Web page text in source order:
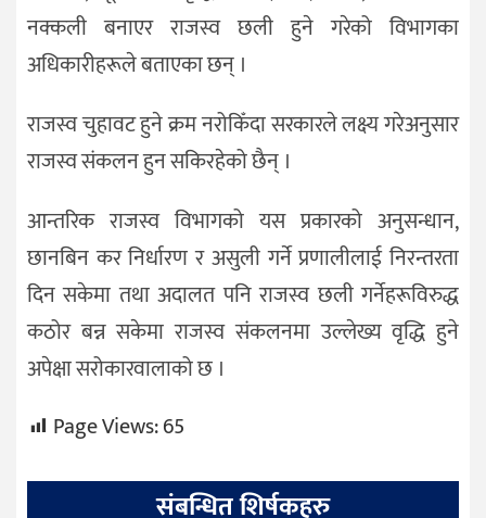
नक्कली बनाएर राजस्व छली हुने गरेको विभागका
अधिकारीहरूले बताएका छन् ।
राजस्व चुहावट हुने क्रम नरोकिँदा सरकारले लक्ष्य गरेअनुसार
राजस्व संकलन हुन सकिरहेको छैन् ।
आन्तरिक राजस्व विभागको यस प्रकारको अनुसन्धान,
छानबिन कर निर्धारण र असुली गर्ने प्रणालीलाई निरन्तरता
दिन सकेमा तथा अदालत पनि राजस्व छली गर्नेहरूविरुद्ध
कठोर बन्न सकेमा राजस्व संकलनमा उल्लेख्य वृद्धि हुने
अपेक्षा सरोकारवालाको छ ।
Page Views:65
संबन्धित शिर्षकहरु